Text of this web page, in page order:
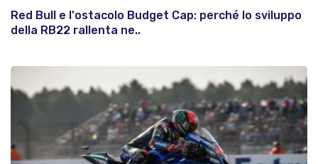
Red Bull e l'ostacolo Budget Cap: perché lo sviluppo
della RB22 rallenta ne..